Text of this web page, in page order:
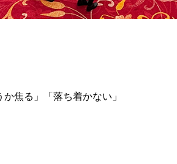
焦る」「落ち着かない」